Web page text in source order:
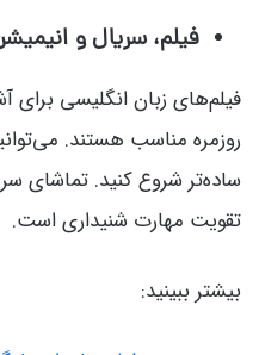
فیلم، سریال و
فیلم‌های زبان انگلیسی برای
روزمره مناسب هستند.
ساده‌تر شروع کنید. تماشای
تقویت مهارت شنیداری است.
بیشتر ببینید: